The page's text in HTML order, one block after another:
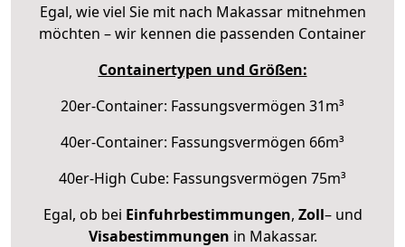
Egal, wie viel Sie mit nach Makassar mitnehmen
möchten – wir kennen die passenden Container
Containertypen und Größen:
20er-Container: Fassungsvermögen 31m³
40er-Container: Fassungsvermögen 66m³
40er-High Cube: Fassungsvermögen 75m³
Egal, ob bei Einfuhrbestimmungen, Zoll– und
Visabestimmungen in Makassar.